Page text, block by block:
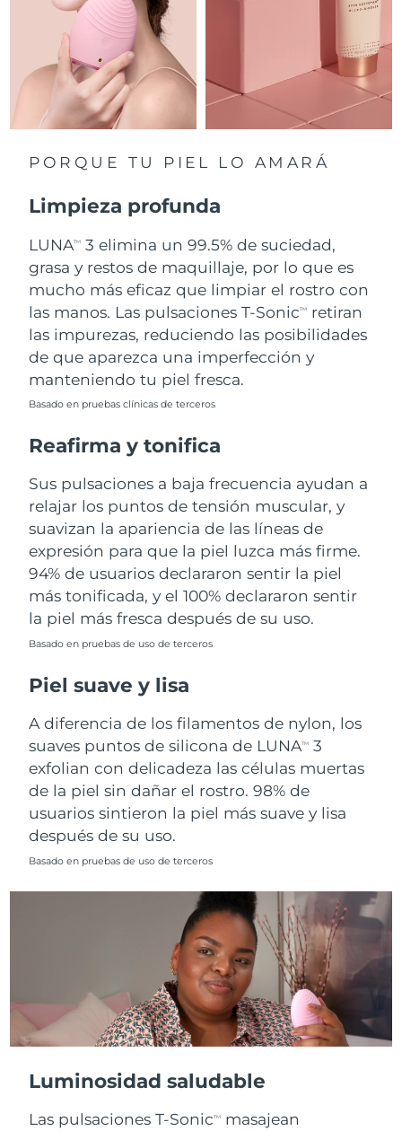
PORQUE TU PIEL LO AMARÁ
Limpieza profunda
LUNATM
3 elimina un 99.5% de suciedad,
grasa y restos de maquillaje, por lo que es
mucho más eficaz que limpiar el rostro con
las manos. Las pulsaciones T-SonicTM
retiran
las impurezas, reduciendo las posibilidades
de que aparezca una imperfección y
manteniendo tu piel fresca.
Basado en pruebas clínicas de terceros
Reafirma y tonifica
Sus pulsaciones a baja frecuencia ayudan a
relajar los puntos de tensión muscular, y
suavizan la apariencia de las líneas de
expresión para que la piel luzca más firme.
94% de usuarios declararon sentir la piel
más tonificada, y el 100% declararon sentir
la piel más fresca después de su uso.
Basado en pruebas de uso de terceros
Piel suave y lisa
A diferencia de los filamentos de nylon, los
suaves puntos de silicona de LUNATM
3
exfolian con delicadeza las células muertas
de la piel sin dañar el rostro. 98% de
usuarios sintieron la piel más suave y lisa
después de su uso.
Basado en pruebas de uso de terceros
Luminosidad saludable
Las pulsaciones T-SonicTM
masajean
Singapur 8/12/26
Eslovaquia 8/10/26
Eslovenia Entrega prevista 8/10/26
Suecia Entrega prevista8/10/26
Suiza Entrega prevista8/10/26
Taiwán Entrega prevista
Turquía
Emiratos Árabes
Unidos
Entrega prevista8/11/26
Reino Unido Entrega prevista
Estados Unidos Entrega prevista8/11/26
Uzbekistán Entrega prevista